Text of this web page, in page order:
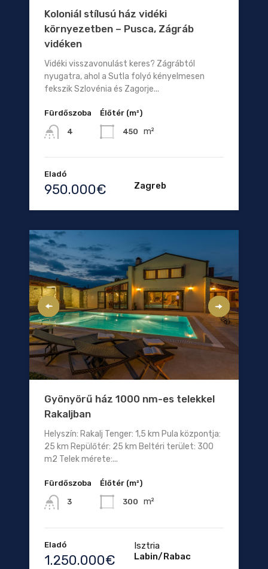
Koloniál stílusú ház vidéki
környezetben – Pusca, Zágráb
vidéken
Vidéki visszavonulást keres? Zágrábtól
nyugatra, ahol a Sutla folyó kényelmesen
fekszik Szlovénia és Zagorje...
Fürdőszoba
4
Élőtér (m²)
450 m²
Eladó
950.000€ Zagreb
Gyönyörű ház 1000 nm-es telekkel
Rakaljban
Helyszín: Rakalj Tenger: 1,5 km Pula központja:
25 km Repülőtér: 25 km Beltéri terület: 300
m2 Telek mérete:...
Fürdőszoba
3
Élőtér (m²)
300 m²
Eladó
1.250.000€
Isztria
Labin/Rabac